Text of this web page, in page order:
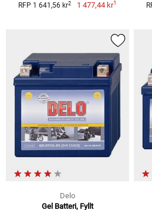
RFP 1 641,56 kr2 1 477,44 kr1
Delo
Gel Batteri, Fyllt